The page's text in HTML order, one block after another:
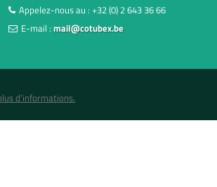
Appelez-nous au : +32 (0) 2 643 36 66
E-mail : mail@cotubex.be
d'informations.